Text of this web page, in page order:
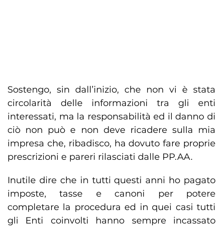
Sostengo, sin dall’inizio, che non vi è stata
circolarità delle informazioni tra gli enti
interessati, ma la responsabilità ed il danno di
ciò non può e non deve ricadere sulla mia
impresa che, ribadisco, ha dovuto fare proprie
prescrizioni e pareri rilasciati dalle PP.AA.
Inutile dire che in tutti questi anni ho pagato
imposte, tasse e canoni per potere
completare la procedura ed in quei casi tutti
gli Enti coinvolti hanno sempre incassato